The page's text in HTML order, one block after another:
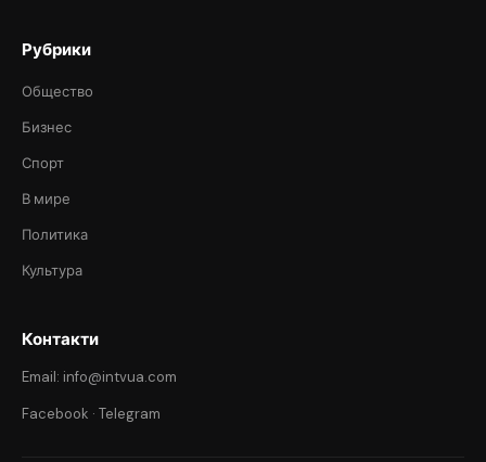
Рубрики
Общество
Бизнес
Спорт
В мире
Политика
Культура
Контакти
Email: info@intvua.com
Facebook · Telegram